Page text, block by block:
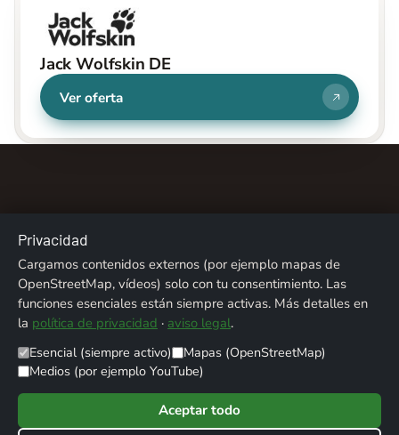
Jack Wolfskin DE
Ver oferta
Sobre nosotros Contacto
Aviso legal
Privacidad
Créditos fotográficos
Privacidad
Cargamos contenidos externos (por ejemplo mapas de
OpenStreetMap, vídeos) solo con tu consentimiento. Las
funciones esenciales están siempre activas. Más detalles en
la política de privacidad · aviso legal.
Esencial (siempre activo)
Mapas (OpenStreetMap)
Medios (por ejemplo YouTube)
Aceptar todo